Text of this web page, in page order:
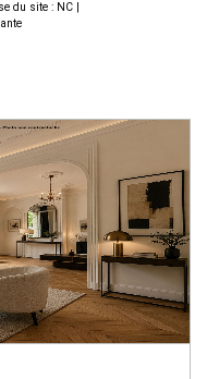
du site : NC |